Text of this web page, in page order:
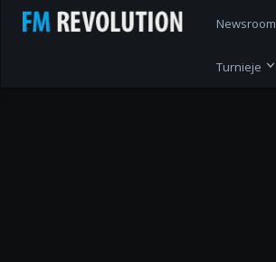
Newsroom
Turnieje